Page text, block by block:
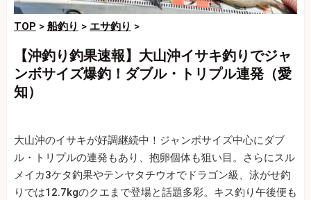
TOP > 船釣り > エサ釣り >
【沖釣り釣果速報】大山沖イサキ釣りでジャ
ンボサイズ爆釣！ダブル・トリプル連発（愛
知）
大山沖のイサキが好調継続中！ジャンボサイズ中心にダブ
ル・トリプルの連発もあり、抱卵個体も狙い目。さらにスル
メイカ3ケタ釣果やテンヤタチウオでドラゴン級、泳がせ釣
りでは12.7kgのクエまで登場と話題多彩。キス釣り午後便も